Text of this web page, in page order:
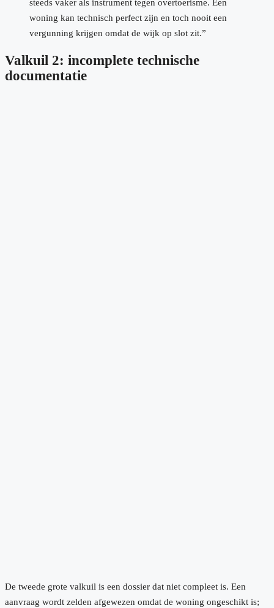
steeds vaker als instrument tegen overtoerisme. Een
woning kan technisch perfect zijn en toch nooit een
vergunning krijgen omdat de wijk op slot zit.”
Valkuil 2: incomplete technische
documentatie
De tweede grote valkuil is een dossier dat niet compleet is. Een
aanvraag wordt zelden afgewezen omdat de woning ongeschikt is;